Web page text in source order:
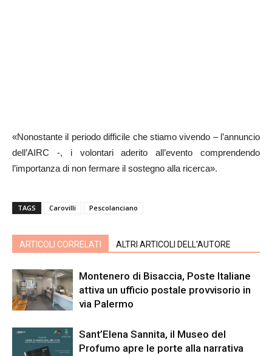
«Nonostante il periodo difficile che stiamo vivendo – l’annuncio
dell’AIRC -, i volontari aderito all’evento comprendendo
l’importanza di non fermare il sostegno alla ricerca».
TAGS Carovilli Pescolanciano
ARTICOLI CORRELATI ALTRI ARTICOLI DELL'AUTORE
Montenero di Bisaccia, Poste Italiane
attiva un ufficio postale provvisorio in
via Palermo
Sant’Elena Sannita, il Museo del
Profumo apre le porte alla narrativa